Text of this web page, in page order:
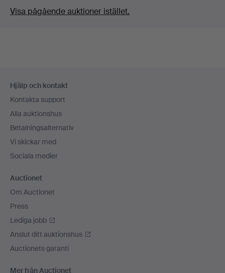
Visa pågående auktioner istället.
Hjälp och kontakt
Kontakta support
Alla auktionshus
Betalningsalternativ
Vi skickar med
Sociala medier
Auctionet
Om Auctionet
Press
Lediga jobb
Anslut ditt auktionshus
Auctionets garanti
Mer från Auctionet